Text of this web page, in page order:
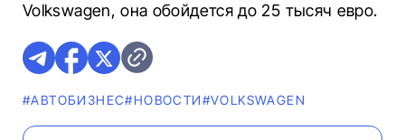
Volkswagen, она обойдется до 25 тысяч евро.
#AВТОБИЗНЕС#НОВОСТИ#VOLKSWAGEN